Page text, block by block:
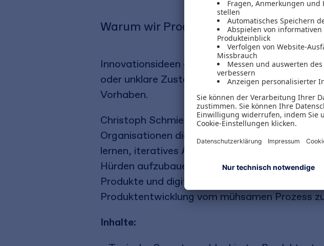
Warum wir Produktentwicklung neu
Innovationsideen geraten häufig ins Stocken,
oder unklare Zuständigkeiten die
Vorhaben.
Christoph Schmiedinger zeigt, warum Tempo
Organisationen die Innovationsblockade
lernen, iteratives Arbeiten wirkt und Führung
Hürden aufzubauen. Die Prinzipien gelten
Produkte und digitale Lösungen entstehen
Produktentwicklung vom mühsamen Prozess
Inhalte: